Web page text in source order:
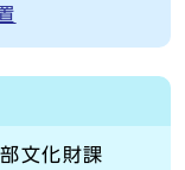
文化財課